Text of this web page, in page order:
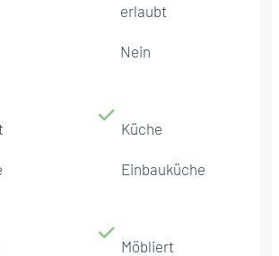
erlaubt
Nein
Küche
Einbauküche
Möbliert